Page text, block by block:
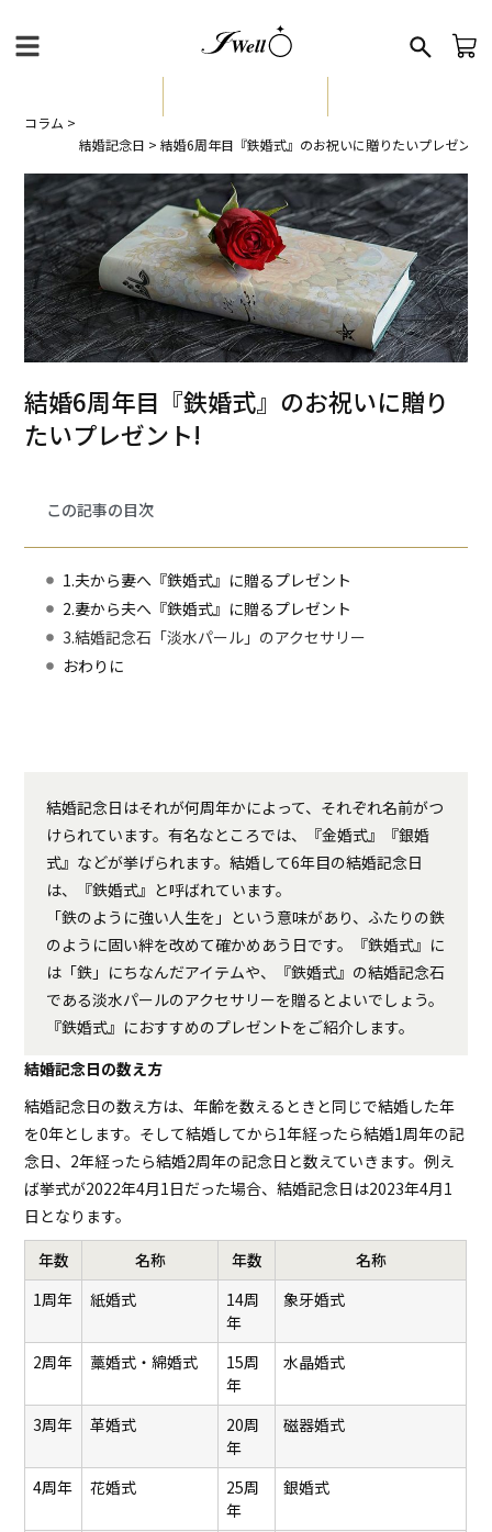
コラム >
結婚記念日 > 結婚6周年目『鉄婚式』のお祝いに贈りたいプレゼント!
結婚6周年目『鉄婚式』のお祝いに贈り
たいプレゼント!
この記事の目次
1.夫から妻へ『鉄婚式』に贈るプレゼント
2.妻から夫へ『鉄婚式』に贈るプレゼント
3.結婚記念石「淡水パール」のアクセサリー
おわりに
結婚記念日はそれが何周年かによって、それぞれ名前がつ
けられています。有名なところでは、『金婚式』『銀婚
式』などが挙げられます。結婚して6年目の結婚記念日
は、『鉄婚式』と呼ばれています。
「鉄のように強い人生を」という意味があり、ふたりの鉄
のように固い絆を改めて確かめあう日です。『鉄婚式』に
は「鉄」にちなんだアイテムや、『鉄婚式』の結婚記念石
である淡水パールのアクセサリーを贈るとよいでしょう。
『鉄婚式』におすすめのプレゼントをご紹介します。
結婚記念日の数え方
結婚記念日の数え方は、年齢を数えるときと同じで結婚した年
を0年とします。そして結婚してから1年経ったら結婚1周年の記
念日、2年経ったら結婚2周年の記念日と数えていきます。例え
ば挙式が2022年4月1日だった場合、結婚記念日は2023年4月1
日となります。
年数
名称 年数
名称
1周年
紙婚式
14周
年
象牙婚式
2周年 藁婚式・綿婚式
15周
年
水晶婚式
3周年 革婚式
20周
年
磁器婚式
4周年 花婚式
25周
年
銀婚式